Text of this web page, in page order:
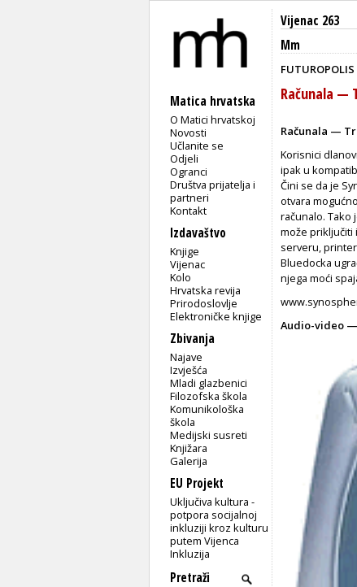
Matica hrvatska
O Matici hrvatskoj
Novosti
Učlanite se
Odjeli
Ogranci
Društva prijatelja i
partneri
Kontakt
Izdavaštvo
Knjige
Vijenac
Kolo
Hrvatska revija
Prirodoslovlje
Elektroničke knjige
Zbivanja
Najave
Izvješća
Mladi glazbenici
Filozofska škola
Komunikološka
škola
Medijski susreti
Knjižara
Galerija
EU Projekt
Uključiva kultura -
potpora socijalnoj
inkluziji kroz kulturu
putem Vijenca
Inkluzija
Vijenac 263
Mm
FUTUROPOLIS
Računala —
Računala —
Korisnici
ipak u
Čini se da je
otvara
računalo. Tako
može priključiti
serveru,
Bluedocka
njega moći
Audio-video